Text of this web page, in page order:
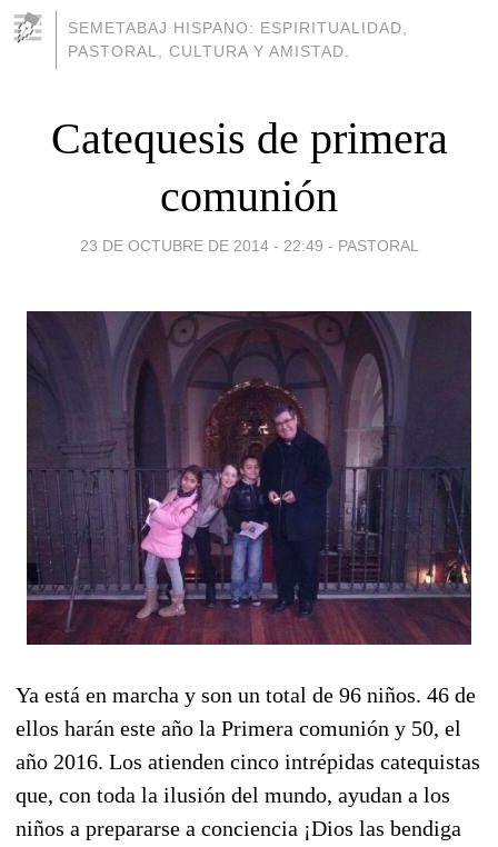
SEMETABAJ HISPANO: ESPIRITUALIDAD,
PASTORAL, CULTURA Y AMISTAD.
Catequesis de primera
comunión
23 DE OCTUBRE DE 2014 - 22:49 - PASTORAL
Ya está en marcha y son un total de 96 niños. 46 de
ellos harán este año la Primera comunión y 50, el
año 2016. Los atienden cinco intrépidas catequistas
que, con toda la ilusión del mundo, ayudan a los
niños a prepararse a conciencia ¡Dios las bendiga